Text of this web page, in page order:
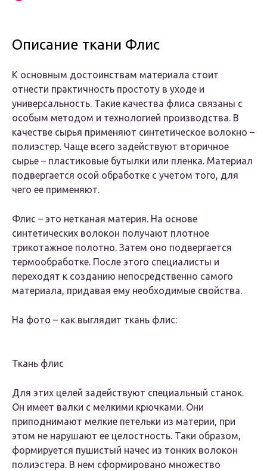
Описание ткани Флис
К основным достоинствам материала стоит
отнести практичность простоту в уходе и
универсальность. Такие качества флиса связаны с
особым методом и технологией производства. В
качестве сырья применяют синтетическое волокно –
полиэстер. Чаще всего задействуют вторичное
сырье – пластиковые бутылки или пленка. Материал
подвергается осой обработке с учетом того, для
чего ее применяют.
Флис – это нетканая материя. На основе
синтетических волокон получают плотное
трикотажное полотно. Затем оно подвергается
термообработке. После этого специалисты и
переходят к созданию непосредственно самого
материала, придавая ему необходимые свойства.
На фото – как выглядит ткань флис:
Ткань флис
Для этих целей задействуют специальный станок.
Он имеет валки с мелкими крючками. Они
приподнимают мелкие петельки из материи, при
этом не нарушают ее целостность. Таки образом,
формируется пушистый начес из тонких волокон
полиэстера. В нем сформировано множество